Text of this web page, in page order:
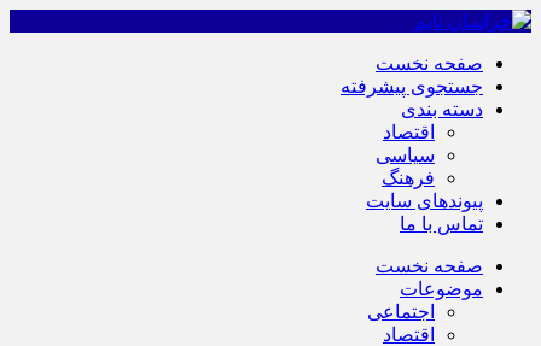
صفحه نخست
جستجوی پیشرفته
دسته بندی
اقتصاد
سیاسی
فرهنگ
پیوندهای سایت
تماس با ما
صفحه نخست
موضوعات
اجتماعی
اقتصاد